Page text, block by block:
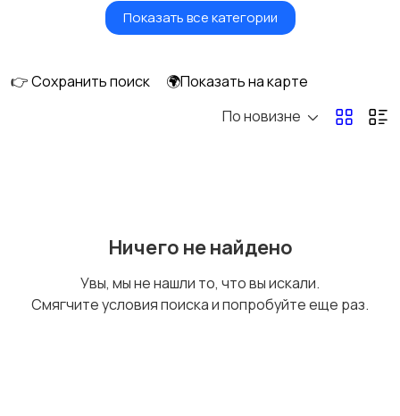
Бытовые услуги и
Высший менеджмент
Добыча сырья,
Показать все категории
👉 Сохранить поиск
🌍Показать на карте
По новизне
Ничего не найдено
Увы, мы не нашли то, что вы искали.
Смягчите условия поиска и попробуйте еще раз.